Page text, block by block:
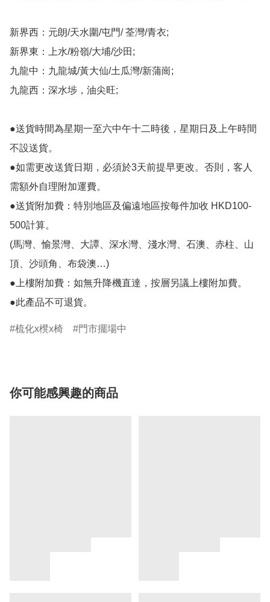
新界西：元朗/天水圍/屯門/ 荃灣/青衣;
新界東：上水/粉嶺/大埔/沙田;
九龍中：九龍城/黃大仙/土瓜灣/新蒲崗;
九龍西：深水埗，油尖旺;
●送貨時間為星期一至六中午十二時後，星期日及上午時間
不設送貨。
●如需更改送貨日期，必須於3天前提早更改。否則，客人
需額外自理附加運費。
●送貨附加費：特別地區及偏遠地區按每件加收 HKD100-
500計算。
(馬灣、愉景灣、大譚、深水灣、淺水灣、石澳、赤柱、山
頂、沙頭角、布袋澳…)
●上樓附加費：如無升降機直達，按層另議上樓附加費。
●此產品不可退貨。
梳化x櫈x椅 門市擺場中
你可能感興趣的商品